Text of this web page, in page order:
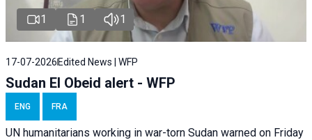
1 1 1
17-07-2026 Edited News | WFP
Sudan El Obeid alert - WFP
ENG FRA
UN humanitarians working in war-torn Sudan warned on Friday